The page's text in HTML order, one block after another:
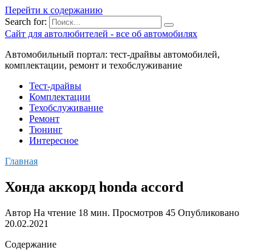
Перейти к содержанию
Search for:
Сайт для автолюбителей - все об автомобилях
Автомобильный портал: тест-драйвы автомобилей,
комплектации, ремонт и техобслуживание
Тест-драйвы
Комплектации
Техобслуживание
Ремонт
Тюнинг
Интересное
Главная
Хонда аккорд honda accord
Автор На чтение 18 мин. Просмотров 45 Опубликовано
20.02.2021
Содержание